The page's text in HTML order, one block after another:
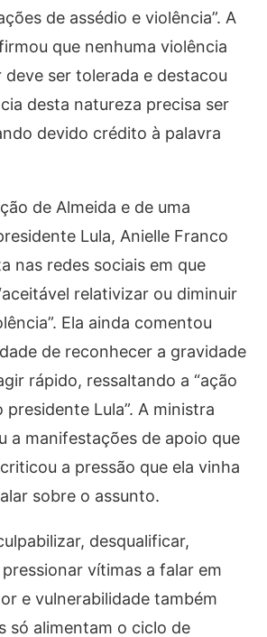
de assédio e violência”. A
que nenhuma violência
ser tolerada e destacou
desta natureza precisa ser
devido crédito à palavra
de Almeida e de uma
Lula, Anielle Franco
nas redes sociais em que
relativizar ou diminuir
Ela ainda comentou
de reconhecer a gravidade
rápido, ressaltando a “ação
Lula”. A ministra
a manifestações de apoio que
a pressão que ela vinha
sobre o assunto.
desqualificar,
vítimas a falar em
e vulnerabilidade também
só alimentam o ciclo de